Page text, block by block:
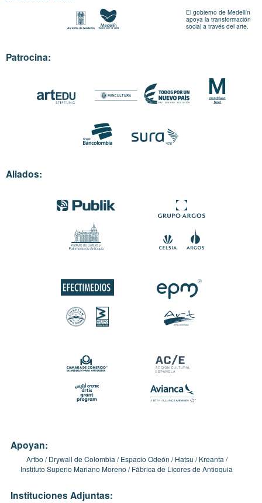
El gobierno de Medellín
apoya la transformación
social a través del arte.
Patrocina:
Aliados:
Apoyan:
Artbo Drywall de Colombia Espacio Odeón Hatsu
Kreanta
Instituto Superio Mariano Moreno
Fábrica de Licores de Antioquia
Instituciones Adjuntas: